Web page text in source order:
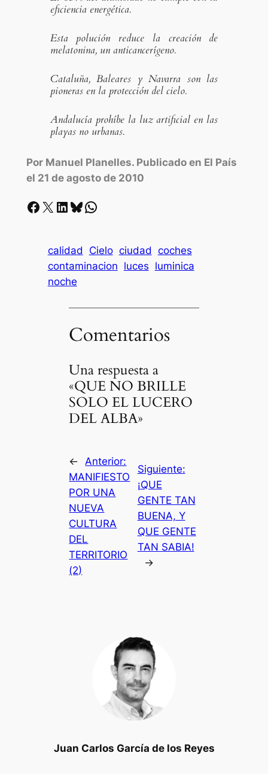
Juan Carlos García de los Reyes
eficiencia energética.
Esta polución reduce la creación de
melatonina, un anticancerígeno.
Cataluña, Baleares y Navarra son las
pioneras en la protección del cielo.
Andalucía prohíbe la luz artificial en las
playas no urbanas.
Por Manuel Planelles. Publicado en El País
el 21 de agosto de 2010
Facebook X LinkedIn Bluesky Whatsapp
calidad Cielo ciudad coches
contaminacion luces luminica
noche
Comentarios
Una respuesta a
«QUE NO BRILLE
SOLO EL LUCERO
DEL ALBA»
←
Anterior:
MANIFIESTO
POR UNA
NUEVA
CULTURA
DEL
TERRITORIO
(2)
Siguiente:
¡QUE
GENTE TAN
BUENA, Y
QUE GENTE
TAN SABIA!
→